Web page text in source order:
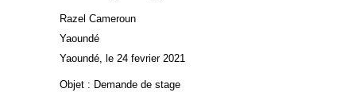
Razel Cameroun
Yaoundé
Yaoundé, le 24 fevrier 2021
Objet : Demande de stage